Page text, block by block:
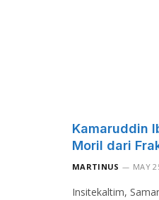
Kamaruddin
Moril dari
MARTINUS MAY
Insitekaltim,